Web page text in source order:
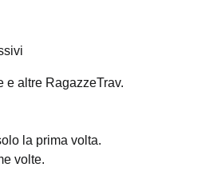
e altre RagazzeTrav.
la prima volta.
volte.